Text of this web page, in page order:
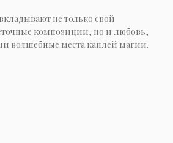
не только свой
композиции, но и любовь,
волшебные места каплей магии.